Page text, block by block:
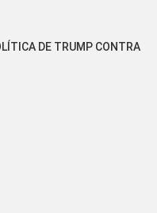
DE TRUMP CONTRA